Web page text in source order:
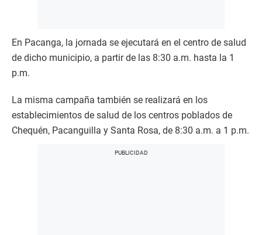
En Pacanga, la jornada se ejecutará en el centro de salud
de dicho municipio, a partir de las 8:30 a.m. hasta la 1
p.m.
La misma campaña también se realizará en los
establecimientos de salud de los centros poblados de
Chequén, Pacanguilla y Santa Rosa, de 8:30 a.m. a 1 p.m.